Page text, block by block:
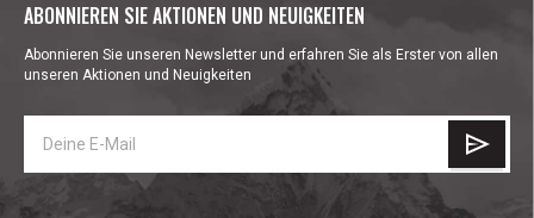
ABONNIEREN SIE AKTIONEN UND NEUIGKEITEN
Abonnieren Sie unseren Newsletter und erfahren Sie als Erster von allen
unseren Aktionen und Neuigkeiten